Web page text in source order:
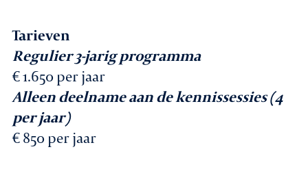
Tarieven
Regulier 3-jarig programma
€ 1.650 per jaar
Alleen deelname aan de kennissessies (4
per jaar)
€ 850 per jaar